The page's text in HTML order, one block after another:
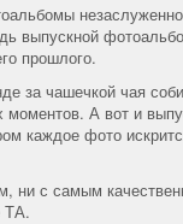
выпускной
прошлого.
за чашечкой чая
А вот и
каждое фото
ни с самым
ТА.